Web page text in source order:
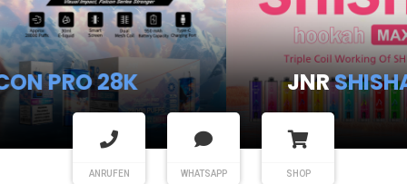
JNRSHISHA HOOKAH MAX
ANRUFEN WHATSAPP SHOP